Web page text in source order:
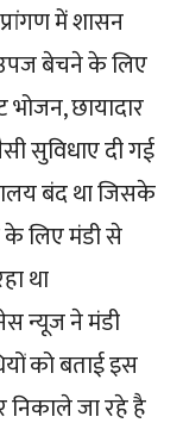
में शासन
उपज बेचने के लिए
छायादार
सुविधाए दी गई
बंद था जिसके
लिए मंडी से
था
न्यूज ने मंडी
को बताई इस
निकाले जा रहे है